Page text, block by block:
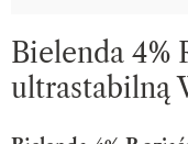
Bielenda 4%
ultrastabilną